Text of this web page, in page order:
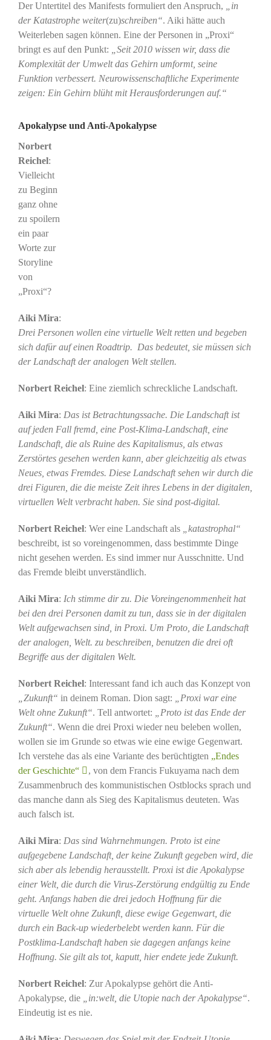
Der Untertitel des Manifests formuliert den Anspruch,
„in
der Katastrophe weiter(zu)schreiben“. Aiki hätte auch
Weiterleben sagen können. Eine der Personen in „Proxi“
bringt es auf den Punkt:
„Seit 2010 wissen wir, dass die
Komplexität der Umwelt das Gehirn umformt, seine
Funktion verbessert. Neurowissenschaftliche Experimente
zeigen: Ein Gehirn blüht mit Herausforderungen auf.“
Apokalypse und Anti-Apokalypse
Norbert
Reichel:
Vielleicht
zu Beginn
ganz ohne
zu spoilern
ein paar
Worte zur
Storyline
von
„Proxi“?
Aiki Mira:
Drei Personen wollen eine virtuelle Welt retten und begeben
sich dafür auf einen Roadtrip. Das bedeutet, sie müssen sich
der Landschaft der analogen Welt stellen.
Norbert Reichel: Eine ziemlich schreckliche Landschaft.
Aiki Mira: Das ist Betrachtungssache. Die Landschaft ist
auf jeden Fall fremd, eine Post-Klima-Landschaft, eine
Landschaft, die als Ruine des Kapitalismus, als etwas
Zerstörtes gesehen werden kann, aber gleichzeitig als etwas
Neues, etwas Fremdes. Diese Landschaft sehen wir durch die
drei Figuren, die die meiste Zeit ihres Lebens in der digitalen,
virtuellen Welt verbracht haben. Sie sind post-digital.
Norbert Reichel: Wer eine Landschaft als
„katastrophal“
beschreibt, ist so voreingenommen, dass bestimmte Dinge
nicht gesehen werden. Es sind immer nur Ausschnitte. Und
das Fremde bleibt unverständlich.
Aiki Mira: Ich stimme dir zu. Die Voreingenommenheit hat
bei den drei Personen damit zu tun, dass sie in der digitalen
Welt aufgewachsen sind, in Proxi. Um Proto, die Landschaft
der analogen, Welt. zu beschreiben, benutzen die drei oft
Begriffe aus der digitalen Welt.
Norbert Reichel: Interessant fand ich auch das Konzept von
„Zukunft“ in deinem Roman. Dion sagt:
„Proxi war eine
Welt ohne Zukunft“. Tell antwortet:
„Proto ist das Ende der
Zukunft“. Wenn die drei Proxi wieder neu beleben wollen,
wollen sie im Grunde so etwas wie eine ewige Gegenwart.
Ich verstehe das als eine Variante des berüchtigten „Endes
der Geschichte“
, von dem Francis Fukuyama nach dem
Zusammenbruch des kommunistischen Ostblocks sprach und
das manche dann als Sieg des Kapitalismus deuteten. Was
auch falsch ist.
Aiki Mira: Das sind Wahrnehmungen. Proto ist eine
aufgegebene Landschaft, der keine Zukunft gegeben wird, die
sich aber als lebendig herausstellt. Proxi ist die Apokalypse
einer Welt, die durch die Virus-Zerstörung endgültig zu Ende
geht. Anfangs haben die drei jedoch Hoffnung für die
virtuelle Welt ohne Zukunft, diese ewige Gegenwart, die
durch ein Back-up wiederbelebt werden kann. Für die
Postklima-Landschaft haben sie dagegen anfangs keine
Hoffnung. Sie gilt als tot, kaputt, hier endete jede Zukunft.
Norbert Reichel: Zur Apokalypse gehört die Anti-
Apokalypse, die
„in:welt, die Utopie nach der Apokalypse“.
Eindeutig ist es nie.